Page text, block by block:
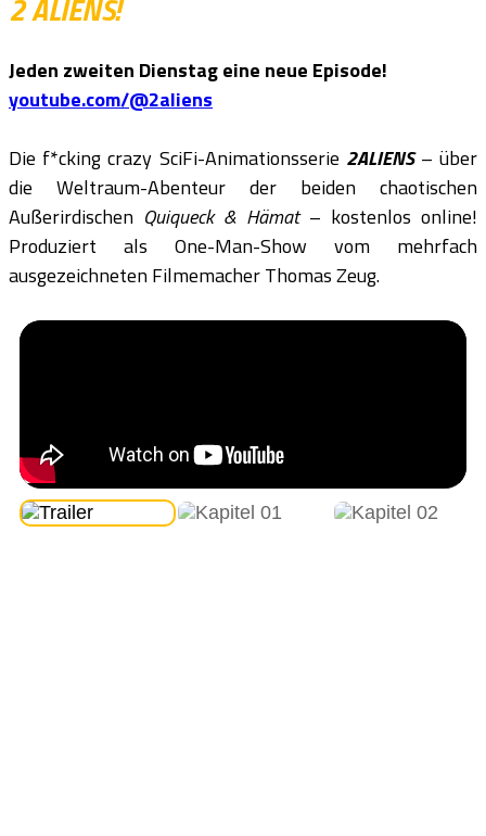
2 ALIENS!
Jeden zweiten Dienstag eine neue Episode!
youtube.com/@2aliens
Die f*cking crazy SciFi-Animationsserie 2ALIENS– über
die Weltraum-Abenteur der beiden chaotischen
Außerirdischen Quiqueck & Hämat– kostenlos online!
Produziert als One-Man-Show vom mehrfach
ausgezeichneten Filmemacher Thomas Zeug.